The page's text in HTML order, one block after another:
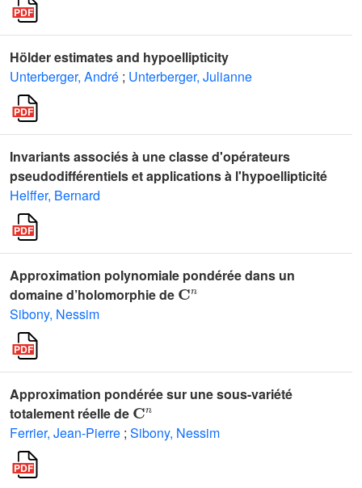
Hölder estimates and hypoellipticity
Unterberger, André ; Unterberger, Julianne
Invariants associés à une classe d'opérateurs
pseudodifférentiels et applications à l'hypoellipticité
Helffer, Bernard
Approximation polynomiale pondérée dans un
domaine d’holomorphie de
𝐂n
Sibony, Nessim
Approximation pondérée sur une sous-variété
totalement réelle de
𝐂n
Ferrier, Jean-Pierre ; Sibony, Nessim